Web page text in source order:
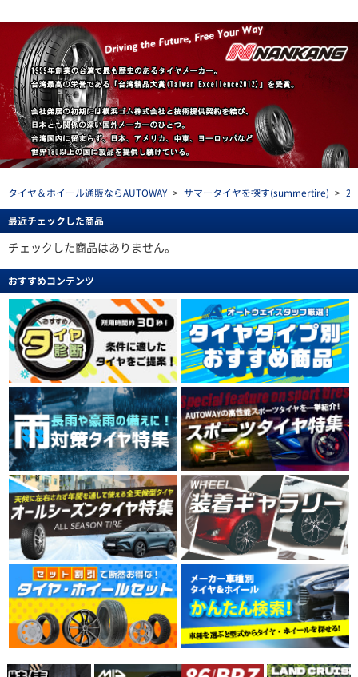
タイヤ＆ホイール通販ならAUTOWAY > サマータイヤを探す(summertire) >
最近チェックした商品
チェックした商品はありません。
おすすめコンテンツ